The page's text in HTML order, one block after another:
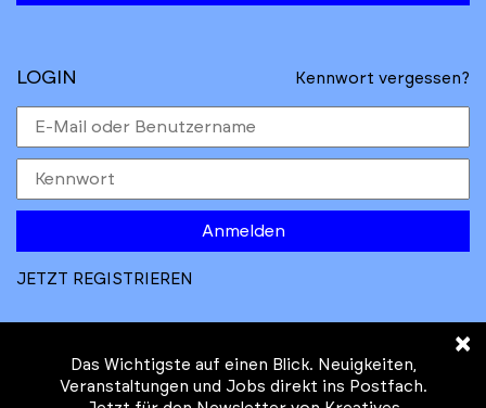
LOGIN Kennwort vergessen?
Anmelden
JETZT REGISTRIEREN
×
Das Wichtigste auf einen Blick. Neuigkeiten,
Veranstaltungen und Jobs direkt ins Postfach.